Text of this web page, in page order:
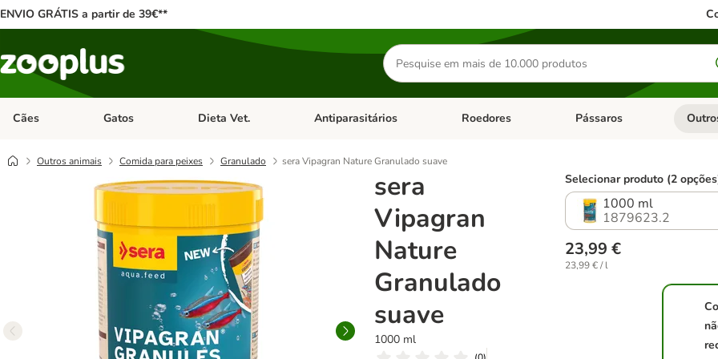
ENVIO GRÁTIS a partir de 39€**
Pesquisar
produtos
Cães Abrir menu de categoria: Cães
Gatos Abrir menu de categoria: Gatos
Dieta Vet. Abrir menu de categoria: Dieta Vet.
Antiparasitários Abrir menu de categoria: Antiparasitários
Roedores Abrir menu de categoria:
Pássaros Abrir
Outros animais Comida para peixes Granulado sera Vipagran Nature Granulado suave
sera
Vipagran
Nature
Granulado
suave
1000 ml
Selecionar produto (2
1000 ml
1879623.2
23,99 €
23,99 € / l